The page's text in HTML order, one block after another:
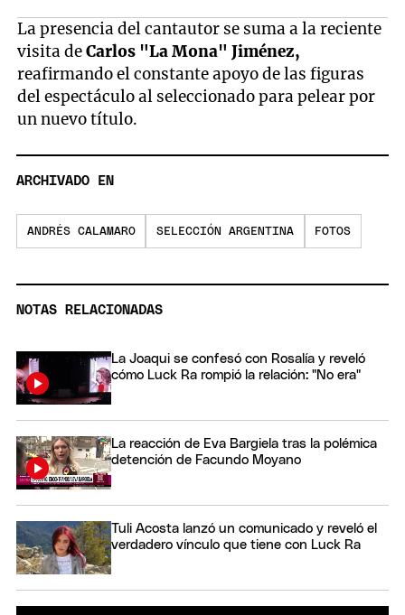
La presencia del cantautor se suma a la reciente
visita deCarlos "La Mona" Jiménez,
reafirmando el constante apoyo de las figuras
del espectáculo al seleccionado para pelear por
un nuevo título.
ARCHIVADO EN
ANDRÉS CALAMARO SELECCIÓN ARGENTINA FOTOS
NOTAS RELACIONADAS
La Joaqui se confesó con Rosalía y reveló
cómo Luck Ra rompió la relación: "No era"
La reacción de Eva Bargiela tras la polémica
detención de Facundo Moyano
Tuli Acosta lanzó un comunicado y reveló el
verdadero vínculo que tiene con Luck Ra